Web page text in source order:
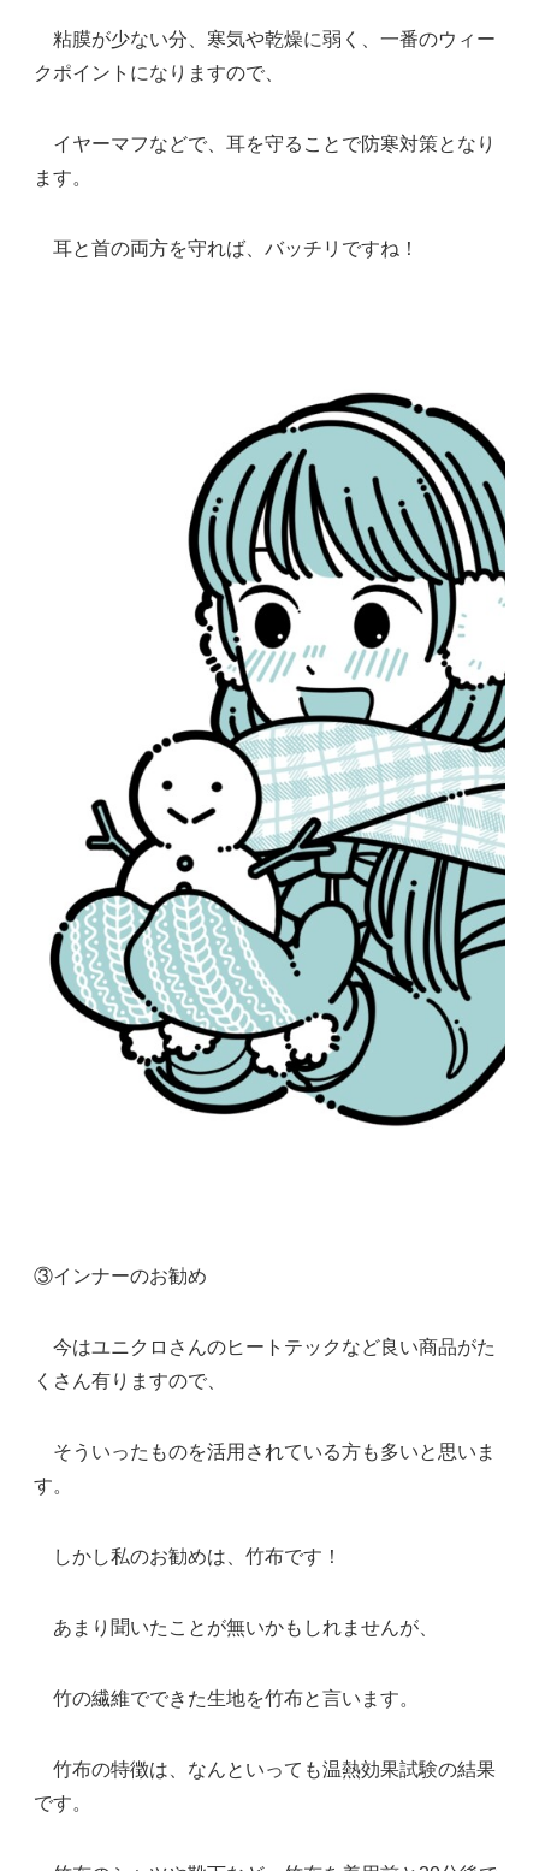
粘膜が少ない分、寒気や乾燥に弱く、一番のウィー
クポイントになりますので、
イヤーマフなどで、耳を守ることで防寒対策となり
ます。
耳と首の両方を守れば、バッチリですね！
③インナーのお勧め
今はユニクロさんのヒートテックなど良い商品がた
くさん有りますので、
そういったものを活用されている方も多いと思いま
す。
しかし私のお勧めは、竹布です！
あまり聞いたことが無いかもしれませんが、
竹の繊維でできた生地を竹布と言います。
竹布の特徴は、なんといっても温熱効果試験の結果
です。